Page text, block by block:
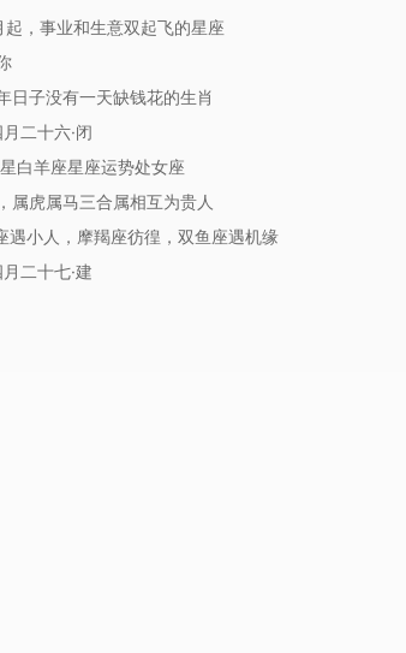
，事业和生意双起飞的星座
日子没有一天缺钱花的生肖
二十六·闭
白羊座星座运势处女座
属虎属马三合属相互为贵人
小人，摩羯座彷徨，双鱼座遇机缘
二十七·建